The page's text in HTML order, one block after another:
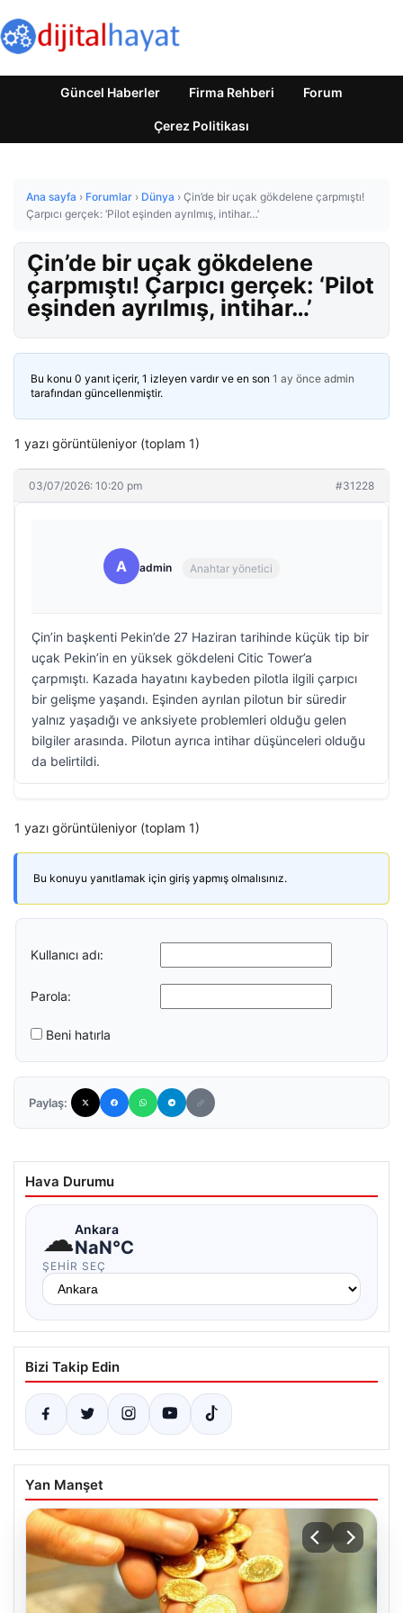
Güncel Haberler Firma Rehberi Forum
Çerez Politikası
Ana sayfa › Forumlar › Dünya › Çin’de bir uçak gökdelene çarpmıştı!
Çarpıcı gerçek: ‘Pilot eşinden ayrılmış, intihar…’
Çin’de bir uçak gökdelene
çarpmıştı! Çarpıcı gerçek: ‘Pilot
eşinden ayrılmış, intihar…’
Bu konu 0 yanıt içerir, 1 izleyen vardır ve en son 1 ay önce admin
tarafından güncellenmiştir.
1 yazı görüntüleniyor (toplam 1)
03/07/2026: 10:20 pm #31228
A admin Anahtar yönetici
Çin’in başkenti Pekin’de 27 Haziran tarihinde küçük tip bir
uçak Pekin’in en yüksek gökdeleni Citic Tower’a
çarpmıştı. Kazada hayatını kaybeden pilotla ilgili çarpıcı
bir gelişme yaşandı. Eşinden ayrılan pilotun bir süredir
yalnız yaşadığı ve anksiyete problemleri olduğu gelen
bilgiler arasında. Pilotun ayrıca intihar düşünceleri olduğu
da belirtildi.
1 yazı görüntüleniyor (toplam 1)
Bu konuyu yanıtlamak için giriş yapmış olmalısınız.
Kullanıcı adı:
Parola:
Beni hatırla
Paylaş:
Hava Durumu
☁Ankara
NaN°C
ŞEHIR SEÇ
Bizi Takip Edin
Yan Manşet